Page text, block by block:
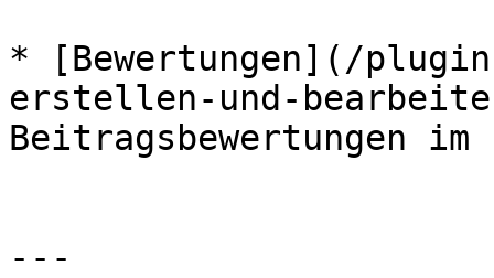
* [Bewertungen](/
erstellen-und-
Beitragsbewertungen im
---